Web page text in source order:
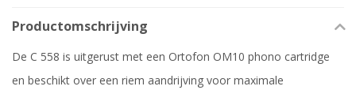
Productomschrijving
De C 558 is uitgerust met een Ortofon OM10 phono cartridge
en beschikt over een riem aandrijving voor maximale